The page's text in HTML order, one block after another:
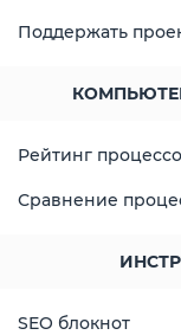
Поддержать
Рейтинг
Сравнение
SEO блокнот
Поиск